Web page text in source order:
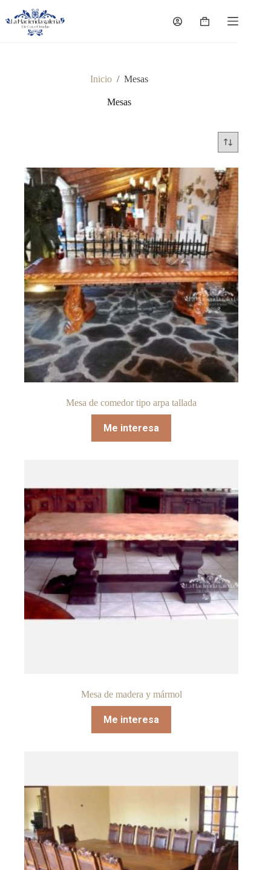
contenido
Carro
Inicio / Mesas
Mesas
Mesa de comedor tipo arpa tallada
Me interesa
Mesa de madera y mármol
Me interesa